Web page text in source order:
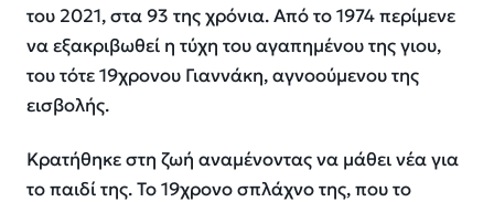
του 2021, στα 93 της χρόνια. Από το 1974 περίμενε
να εξακριβωθεί η τύχη του αγαπημένου της γιου,
του τότε 19χρονου Γιαννάκη, αγνοούμενου της
εισβολής.
Κρατήθηκε στη ζωή αναμένοντας να μάθει νέα για
το παιδί της. Το 19χρονο σπλάχνο της, που το